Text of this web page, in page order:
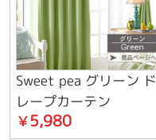
Sweet pea グリーン ド
レープカーテン
￥5,980